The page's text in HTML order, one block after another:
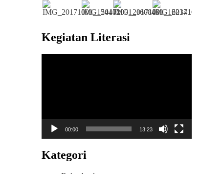
Kegiatan Literasi
00:00 13:23
Kategori